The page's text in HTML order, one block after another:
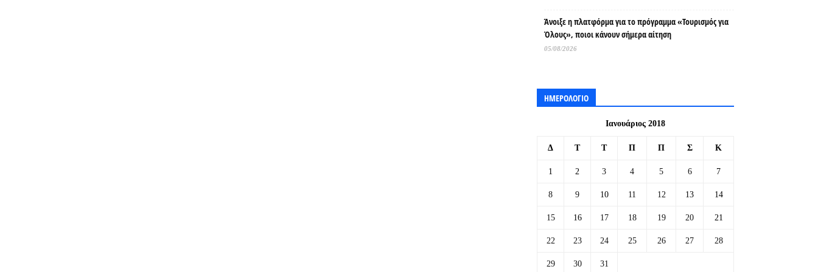
Άνοιξε η πλατφόρμα για το πρόγραμμα «Τουρισμός για
Όλους», ποιοι κάνουν σήμερα αίτηση
05/08/2026
ΗΜΕΡΟΛΟΓΙΟ
Ιανουάριος 2018
Δ Τ Τ Π Π Σ Κ
1 2 3 4 5 6 7
8 9 10 11 12 13 14
15 16 17 18 19 20 21
22 23 24 25 26 27 28
29 30 31